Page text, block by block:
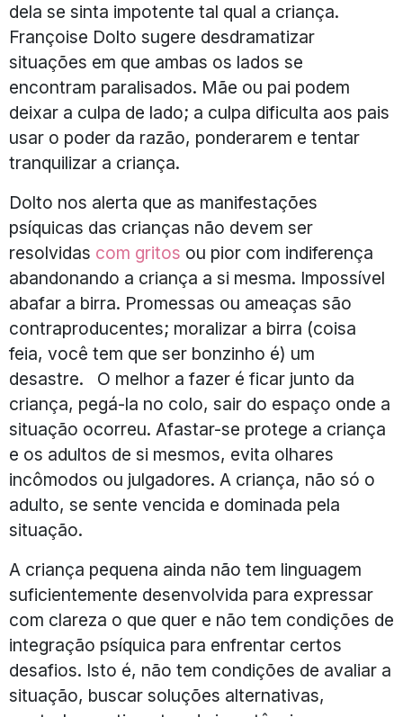
dela se sinta impotente tal qual a criança.
Françoise Dolto sugere desdramatizar
situações em que ambas os lados se
encontram paralisados. Mãe ou pai podem
deixar a culpa de lado; a culpa dificulta aos pais
usar o poder da razão, ponderarem e tentar
tranquilizar a criança.
Dolto nos alerta que as manifestações
psíquicas das crianças não devem ser
resolvidas com gritos ou pior com indiferença
abandonando a criança a si mesma. Impossível
abafar a birra. Promessas ou ameaças são
contraproducentes; moralizar a birra (coisa
feia, você tem que ser bonzinho é) um
desastre. O melhor a fazer é ficar junto da
criança, pegá-la no colo, sair do espaço onde a
situação ocorreu. Afastar-se protege a criança
e os adultos de si mesmos, evita olhares
incômodos ou julgadores. A criança, não só o
adulto, se sente vencida e dominada pela
situação.
A criança pequena ainda não tem linguagem
suficientemente desenvolvida para expressar
com clareza o que quer e não tem condições de
integração psíquica para enfrentar certos
desafios. Isto é, não tem condições de avaliar a
situação, buscar soluções alternativas,